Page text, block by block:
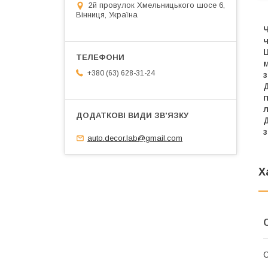
2й провулок Хмельницького шосе 6,
Вінниця, Україна
+380 (63) 628-31-24
auto.decor.lab@gmail.com